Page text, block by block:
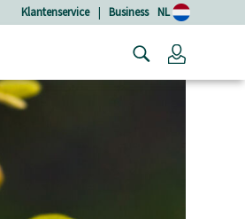
Klantenservice | Business NL